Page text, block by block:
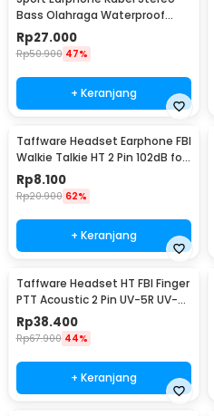
Bass Olahraga Waterproof
3.5mm with Mic - X6
Rp27.000
Rp50.900 47%
+ Keranjang
Taffware Headset Earphone FBI
Walkie Talkie HT 2 Pin 102dB for
Baofeng - K0459
Rp8.100
Rp20.900 62%
+ Keranjang
Taffware Headset HT FBI Finger
PTT Acoustic 2 Pin UV-5R UV-
B5 UV-B6
Rp38.400
Rp67.900 44%
+ Keranjang